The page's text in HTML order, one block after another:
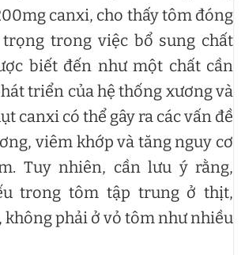
canxi, cho thấy tôm đóng
trong việc bổ sung chất
biết đến như một chất cần
triển của hệ thống xương và
canxi có thể gây ra các vấn đề
viêm khớp và tăng nguy cơ
Tuy nhiên, cần lưu ý rằng,
trong tôm tập trung ở thịt,
không phải ở vỏ tôm như nhiều